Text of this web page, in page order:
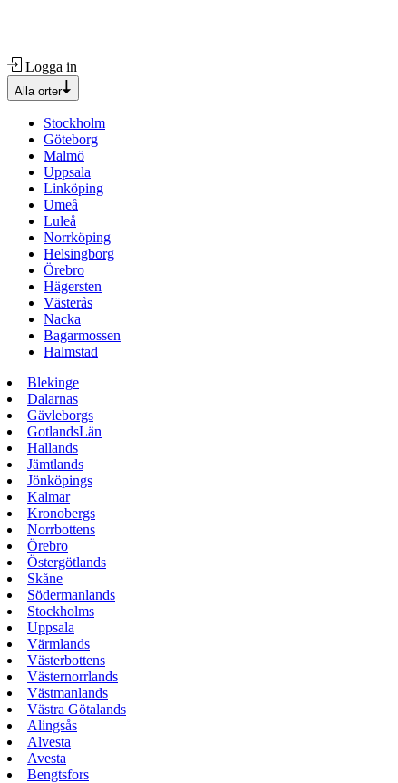
Logga in
Alla orter
Stockholm
Göteborg
Malmö
Uppsala
Linköping
Umeå
Luleå
Norrköping
Helsingborg
Örebro
Hägersten
Västerås
Nacka
Bagarmossen
Halmstad
Blekinge
Dalarnas
Gävleborgs
GotlandsLän
Hallands
Jämtlands
Jönköpings
Kalmar
Kronobergs
Norrbottens
Örebro
Östergötlands
Skåne
Södermanlands
Stockholms
Uppsala
Värmlands
Västerbottens
Västernorrlands
Västmanlands
Västra Götalands
Alingsås
Alvesta
Avesta
Bengtsfors